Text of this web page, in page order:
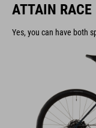
ATTAIN RACE
Yes, you can have both